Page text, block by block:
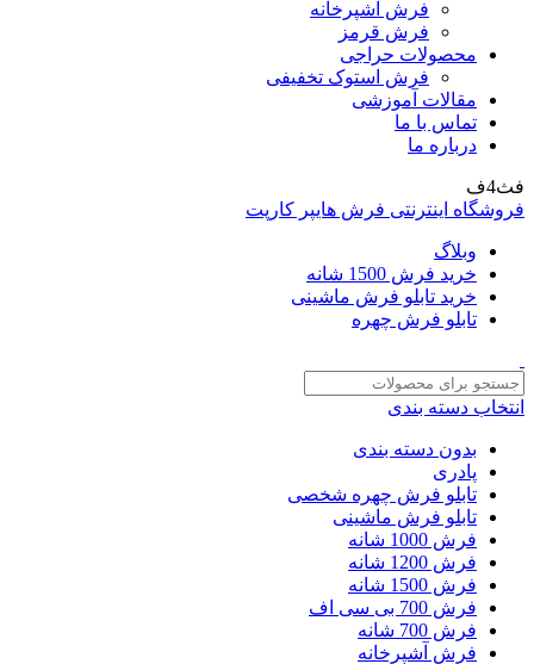
فرش آشپرخانه
فرش قرمز
محصولات حراجی
فرش استوک تخفیفی
مقالات آموزشی
تماس با ما
درباره ما
فث4ف
فروشگاه اینترنتی فرش هایپر کارپت
وبلاگ
خرید فرش 1500 شانه
خرید تابلو فرش ماشینی
تابلو فرش چهره
انتخاب دسته بندی
بدون دسته بندی
پادری
تابلو فرش چهره شخصی
تابلو فرش ماشینی
فرش 1000 شانه
فرش 1200 شانه
فرش 1500 شانه
فرش 700 بی سی اف
فرش 700 شانه
فرش آشپرخانه